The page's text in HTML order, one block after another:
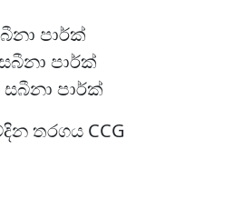
පාර්ක්
පාර්ක්
පාර්ක්
තරගය CCG